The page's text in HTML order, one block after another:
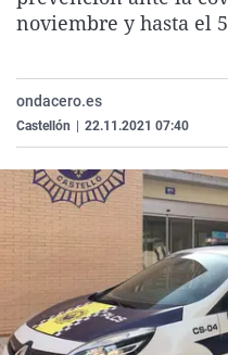
noviembre y hasta el
ondacero.es
Castellón 22.11.2021 07:40